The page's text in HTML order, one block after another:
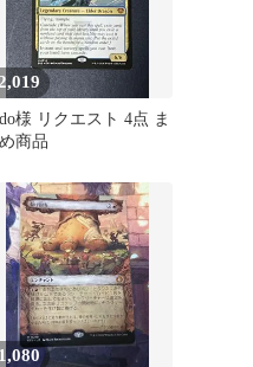
2,019
様 リクエスト 4点 ま
商品
1,080